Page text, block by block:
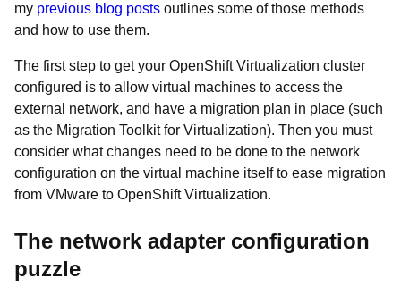
my previous blog posts outlines some of those methods
and how to use them.
The first step to get your OpenShift Virtualization cluster
configured is to allow virtual machines to access the
external network, and have a migration plan in place (such
as the Migration Toolkit for Virtualization). Then you must
consider what changes need to be done to the network
configuration on the virtual machine itself to ease migration
from VMware to OpenShift Virtualization.
The network adapter configuration
puzzle